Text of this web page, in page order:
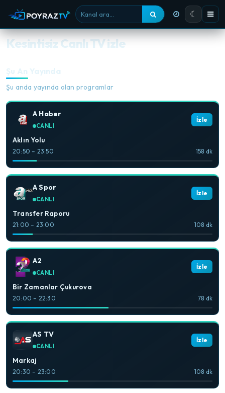
Kanal ara ☾
Kesintisiz Canlı TV izle
Şu An Yayında
Şu anda yayında olan programlar
A Haber
CANLI
İzle
Aklın Yolu
20:50 – 23:50 158 dk
A Spor
CANLI
İzle
Transfer Raporu
21:00 – 23:00 108 dk
A2
CANLI
İzle
Bir Zamanlar Çukurova
20:00 – 22:30 78 dk
AS TV
CANLI
İzle
Markaj
20:30 – 23:00 108 dk